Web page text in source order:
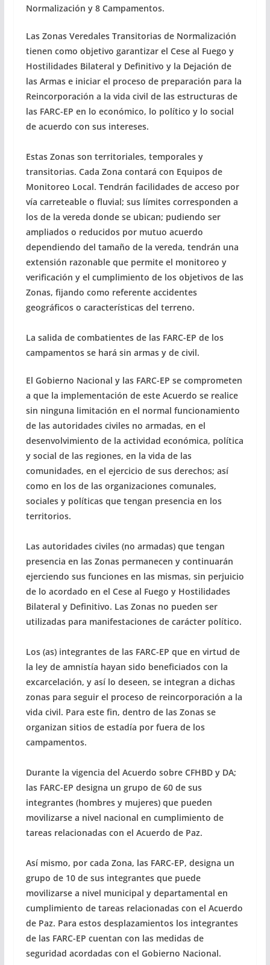
Normalización y 8 Campamentos.
Las Zonas Veredales Transitorias de Normalización
tienen como objetivo garantizar el Cese al Fuego y
Hostilidades Bilateral y Definitivo y la Dejación de
las Armas e iniciar el proceso de preparación para la
Reincorporación a la vida civil de las estructuras de
las FARC-EP en lo económico, lo político y lo social
de acuerdo con sus intereses.
Estas Zonas son territoriales, temporales y
transitorias. Cada Zona contará con Equipos de
Monitoreo Local. Tendrán facilidades de acceso por
vía carreteable o fluvial; sus límites corresponden a
los de la vereda donde se ubican; pudiendo ser
ampliados o reducidos por mutuo acuerdo
dependiendo del tamaño de la vereda, tendrán una
extensión razonable que permite el monitoreo y
verificación y el cumplimiento de los objetivos de las
Zonas, fijando como referente accidentes
geográficos o características del terreno.
La salida de combatientes de las FARC-EP de los
campamentos se hará sin armas y de civil.
El Gobierno Nacional y las FARC-EP se comprometen
a que la implementación de este Acuerdo se realice
sin ninguna limitación en el normal funcionamiento
de las autoridades civiles no armadas, en el
desenvolvimiento de la actividad económica, política
y social de las regiones, en la vida de las
comunidades, en el ejercicio de sus derechos; así
como en los de las organizaciones comunales,
sociales y políticas que tengan presencia en los
territorios.
Las autoridades civiles (no armadas) que tengan
presencia en las Zonas permanecen y continuarán
ejerciendo sus funciones en las mismas, sin perjuicio
de lo acordado en el Cese al Fuego y Hostilidades
Bilateral y Definitivo. Las Zonas no pueden ser
utilizadas para manifestaciones de carácter político.
Los (as) integrantes de las FARC-EP que en virtud de
la ley de amnistía hayan sido beneficiados con la
excarcelación, y así lo deseen, se integran a dichas
zonas para seguir el proceso de reincorporación a la
vida civil. Para este fin, dentro de las Zonas se
organizan sitios de estadía por fuera de los
campamentos.
Durante la vigencia del Acuerdo sobre CFHBD y DA;
las FARC-EP designa un grupo de 60 de sus
integrantes (hombres y mujeres) que pueden
movilizarse a nivel nacional en cumplimiento de
tareas relacionadas con el Acuerdo de Paz.
Así mismo, por cada Zona, las FARC-EP, designa un
grupo de 10 de sus integrantes que puede
movilizarse a nivel municipal y departamental en
cumplimiento de tareas relacionadas con el Acuerdo
de Paz. Para estos desplazamientos los integrantes
de las FARC-EP cuentan con las medidas de
seguridad acordadas con el Gobierno Nacional.